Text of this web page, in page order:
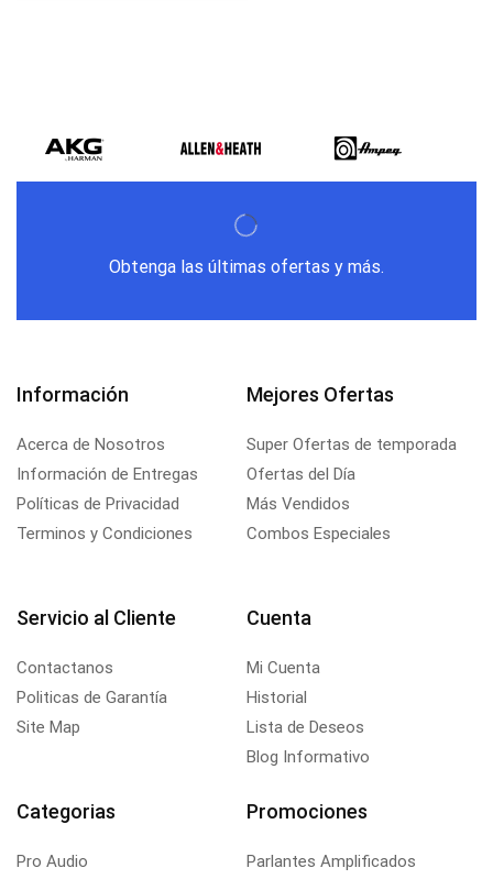
Obtenga las últimas ofertas y más.
Información
Acerca de Nosotros
Información de Entregas
Políticas de Privacidad
Terminos y Condiciones
Mejores Ofertas
Super Ofertas de temporada
Ofertas del Día
Más Vendidos
Combos Especiales
Servicio al Cliente
Contactanos
Politicas de Garantía
Site Map
Cuenta
Mi Cuenta
Historial
Lista de Deseos
Blog Informativo
Categorias
Pro Audio
Promociones
Parlantes Amplificados